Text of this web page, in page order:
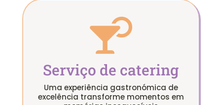

Serviço de catering
Uma experiência gastronómica de
excelência transforme momentos em